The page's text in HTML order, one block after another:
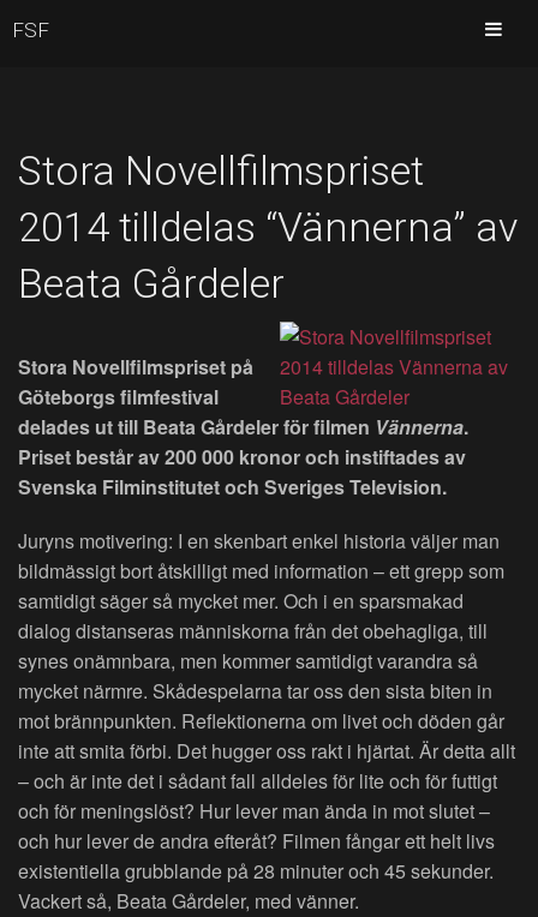
Stora Novellfilmspriset
2014 tilldelas “Vännerna” av
Beata Gårdeler
Stora Novellfilmspriset på
Göteborgs filmfestival
delades ut till Beata Gårdeler för filmen Vännerna.
Priset består av 200 000 kronor och instiftades av
Svenska Filminstitutet och Sveriges Television.
Juryns motivering: I en skenbart enkel historia väljer man
bildmässigt bort åtskilligt med information – ett grepp som
samtidigt säger så mycket mer. Och i en sparsmakad
dialog distanseras människorna från det obehagliga, till
synes onämnbara, men kommer samtidigt varandra så
mycket närmre. Skådespelarna tar oss den sista biten in
mot brännpunkten. Reflektionerna om livet och döden går
inte att smita förbi. Det hugger oss rakt i hjärtat. Är detta allt
– och är inte det i sådant fall alldeles för lite och för futtigt
och för meningslöst? Hur lever man ända in mot slutet –
och hur lever de andra efteråt? Filmen fångar ett helt livs
existentiella grubblande på 28 minuter och 45 sekunder.
Vackert så, Beata Gårdeler, med vänner.
FSF